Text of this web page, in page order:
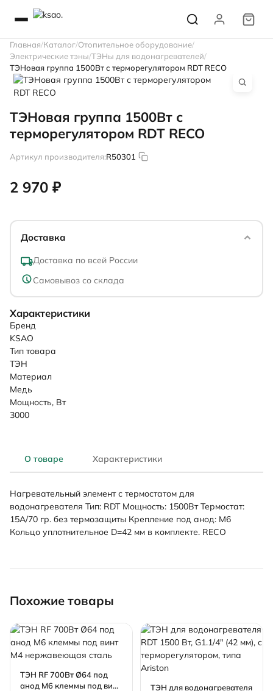
Главная Каталог Отопительное оборудование
Электрические тэны ТЭНы для водонагревателей
ТЭНовая группа 1500Вт с терморегулятором RDT RECO
ТЭНовая группа 1500Вт с
терморегулятором RDT RECO
Артикул производителя:R50301
2 970 ₽
Доставка
Доставка по всей России
Самовывоз со склада
Характеристики
Бренд
KSAO
Тип товара
ТЭН
Материал
Медь
Мощность, Вт
3000
О товаре Характеристики
Нагревательный элемент с термостатом для
водонагревателя Тип: RDT Мощность: 1500Вт Термостат:
15A/70 гр. без термозащиты Крепление под анод: М6
Кольцо уплотнительное D=42 мм в комплекте. RECO
Похожие товары
ТЭН RF 700Вт Ø64 под
анод М6 клеммы под винт
ТЭН для водонагревателя